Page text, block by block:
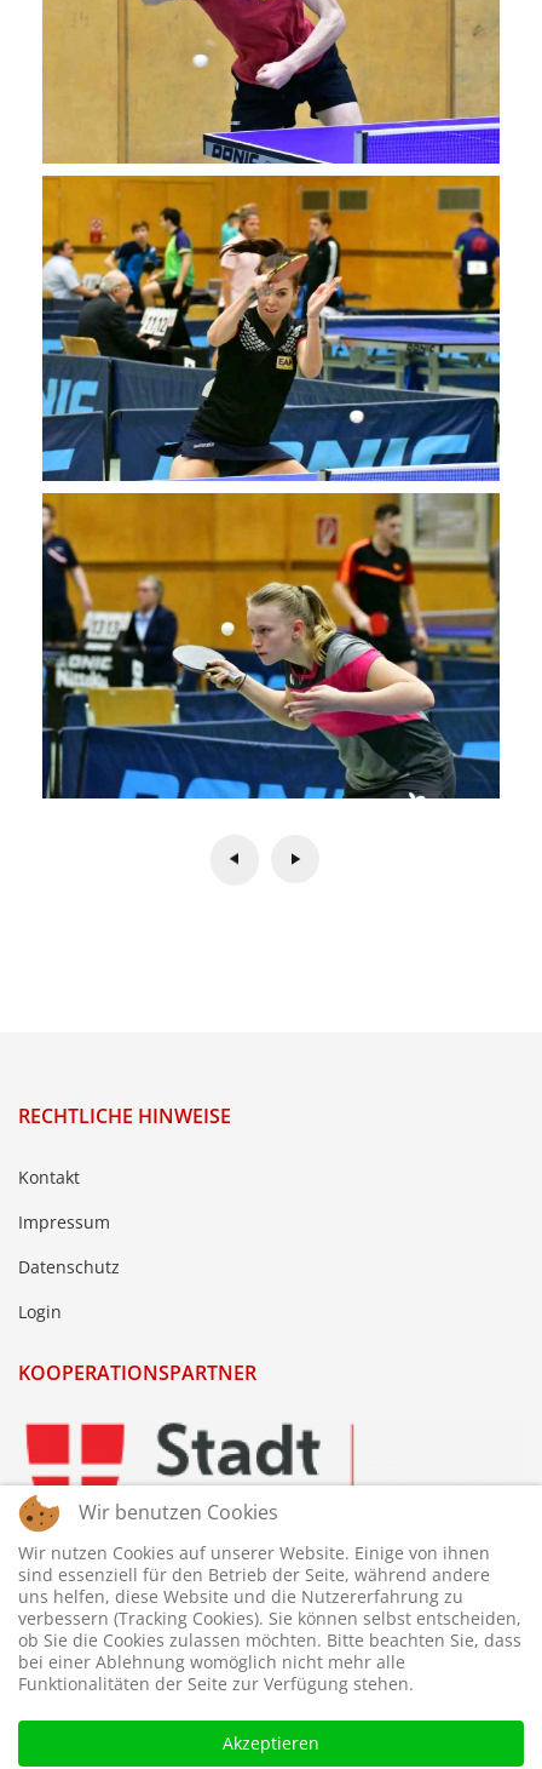
RECHTLICHE HINWEISE
Kontakt
Impressum
Datenschutz
Login
KOOPERATIONSPARTNER
Wir benutzen Cookies
Wir nutzen Cookies auf unserer Website. Einige von ihnen
sind essenziell für den Betrieb der Seite, während andere
uns helfen, diese Website und die Nutzererfahrung zu
verbessern (Tracking Cookies). Sie können selbst entscheiden,
ob Sie die Cookies zulassen möchten. Bitte beachten Sie, dass
bei einer Ablehnung womöglich nicht mehr alle
Funktionalitäten der Seite zur Verfügung stehen.
Akzeptieren